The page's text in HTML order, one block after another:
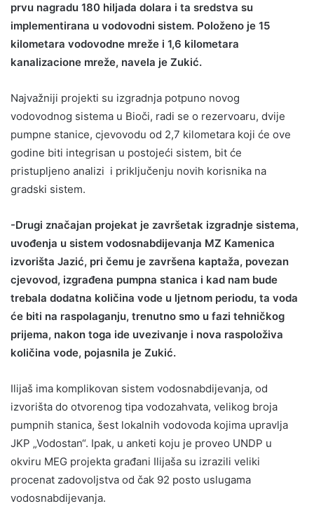
prvu nagradu 180 hiljada dolara i ta sredstva su
implementirana u vodovodni sistem. Položeno je 15
kilometara vodovodne mreže i 1,6 kilometara
kanalizacione mreže, navela je Zukić.
Najvažniji projekti su izgradnja potpuno novog
vodovodnog sistema u Bioči, radi se o rezervoaru, dvije
pumpne stanice, cjevovodu od 2,7 kilometara koji će ove
godine biti integrisan u postojeći sistem, bit će
pristupljeno analizi i priključenju novih korisnika na
gradski sistem.
-Drugi značajan projekat je završetak izgradnje sistema,
uvođenja u sistem vodosnabdijevanja MZ Kamenica
izvorišta Jazić, pri čemu je završena kaptaža, povezan
cjevovod, izgrađena pumpna stanica i kad nam bude
trebala dodatna količina vode u ljetnom periodu, ta voda
će biti na raspolaganju, trenutno smo u fazi tehničkog
prijema, nakon toga ide uvezivanje i nova raspoloživa
količina vode, pojasnila je Zukić.
Ilijaš ima komplikovan sistem vodosnabdijevanja, od
izvorišta do otvorenog tipa vodozahvata, velikog broja
pumpnih stanica, šest lokalnih vodovoda kojima upravlja
JKP „Vodostan“. Ipak, u anketi koju je proveo UNDP u
okviru MEG projekta građani Ilijaša su izrazili veliki
procenat zadovoljstva od čak 92 posto uslugama
vodosnabdijevanja.